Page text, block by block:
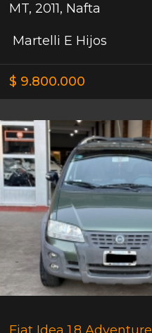
MT, 2011, Nafta
Martelli E Hijos
$ 9.800.000